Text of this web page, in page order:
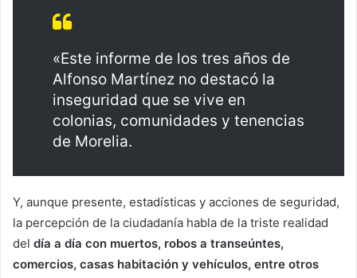
«Este informe de los tres años de
Alfonso Martínez no destacó la
inseguridad que se vive en
colonias, comunidades y tenencias
de Morelia.
Y, aunque presente, estadísticas y acciones de seguridad,
la percepción de la ciudadanía habla de la triste realidad
del día a día con muertos, robos a transeúntes,
comercios, casas habitación y vehículos, entre otros